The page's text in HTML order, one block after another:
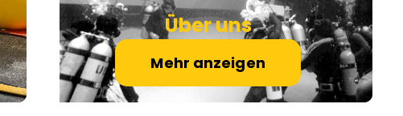
Über uns
Mehr anzeigen